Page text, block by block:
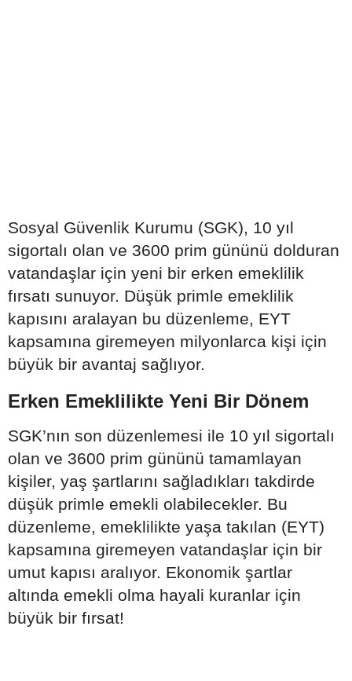
Sosyal Güvenlik Kurumu (SGK), 10 yıl
sigortalı olan ve 3600 prim gününü dolduran
vatandaşlar için yeni bir erken emeklilik
fırsatı sunuyor. Düşük primle emeklilik
kapısını aralayan bu düzenleme, EYT
kapsamına giremeyen milyonlarca kişi için
büyük bir avantaj sağlıyor.
Erken Emeklilikte Yeni Bir Dönem
SGK’nın son düzenlemesi ile 10 yıl sigortalı
olan ve 3600 prim gününü tamamlayan
kişiler, yaş şartlarını sağladıkları takdirde
düşük primle emekli olabilecekler. Bu
düzenleme, emeklilikte yaşa takılan (EYT)
kapsamına giremeyen vatandaşlar için bir
umut kapısı aralıyor. Ekonomik şartlar
altında emekli olma hayali kuranlar için
büyük bir fırsat!